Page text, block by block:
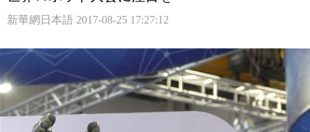
観光 評論 写真
中日対訳
新華網日本語 2017-08-25 17:27:12